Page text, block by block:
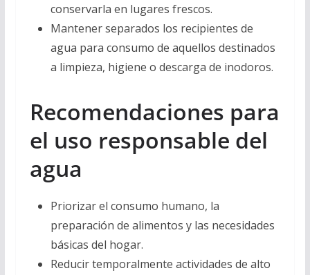
conservarla en lugares frescos.
Mantener separados los recipientes de
agua para consumo de aquellos destinados
a limpieza, higiene o descarga de inodoros.
Recomendaciones para
el uso responsable del
agua
Priorizar el consumo humano, la
preparación de alimentos y las necesidades
básicas del hogar.
Reducir temporalmente actividades de alto